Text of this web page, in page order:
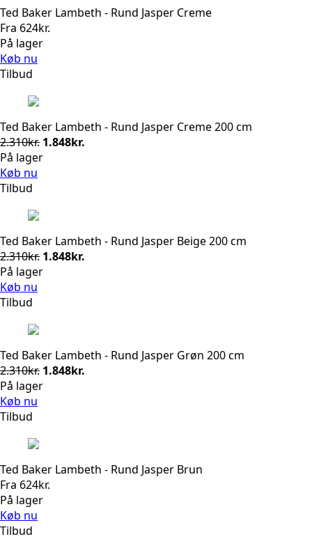
Ted Baker Lambeth - Rund Jasper Creme
Fra 624kr.
På lager
Køb nu
Tilbud
Ted Baker Lambeth - Rund Jasper Creme 200 cm
2.310kr. Den
oprindelige
1.848kr.
På lager
Køb nu
Tilbud
Ted Baker Lambeth - Rund Jasper Beige 200 cm
2.310kr. Den
oprindelige
1.848kr.
På lager
Køb nu
Tilbud
Ted Baker Lambeth - Rund Jasper Grøn 200 cm
2.310kr. Den
oprindelige
1.848kr.
På lager
Køb nu
Tilbud
Ted Baker Lambeth - Rund Jasper Brun
Fra 624kr.
På lager
Køb nu
Tilbud